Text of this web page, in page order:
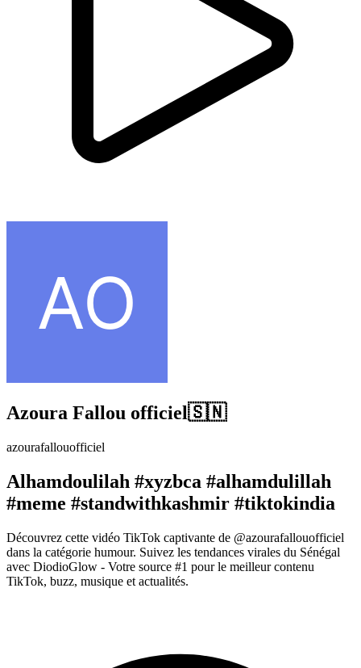
Azoura Fallou officiel🇸🇳
azourafallouofficiel
Alhamdoulilah #xyzbca #alhamdulillah
#meme #standwithkashmir #tiktokindia
Découvrez cette vidéo TikTok captivante de @azourafallouofficiel
dans la catégorie humour. Suivez les tendances virales du Sénégal
avec DiodioGlow - Votre source #1 pour le meilleur contenu
TikTok, buzz, musique et actualités.